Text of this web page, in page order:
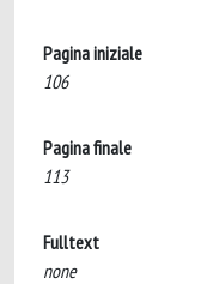
Pagina iniziale
106
Pagina finale
113
Fulltext
none